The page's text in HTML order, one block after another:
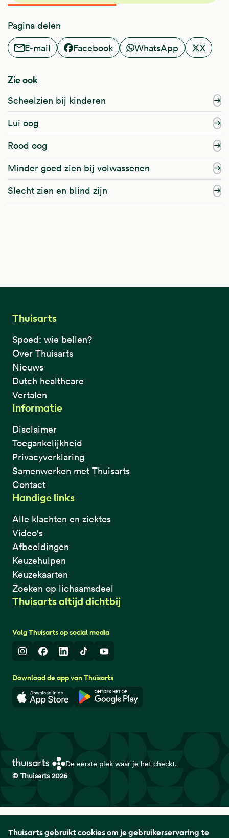
Thuisarts gebruikt cookies om je gebruikerservaring te
Pagina delen
E-mail
Facebook WhatsApp X
Zie ook
Scheelzien bij kinderen
Lui oog
Rood oog
Minder goed zien bij volwassenen
Slecht zien en blind zijn
Thuisarts
Spoed: wie bellen?
Over Thuisarts
Nieuws
Dutch healthcare
Vertalen
Informatie
Disclaimer
Toegankelijkheid
Privacyverklaring
Samenwerken met Thuisarts
Contact
Handige links
Alle klachten en ziektes
Video's
Afbeeldingen
Keuzehulpen
Keuzekaarten
Zoeken op lichaamsdeel
Thuisarts altijd dichtbij
Volg Thuisarts op social media
InstagramFacebook
LinkedInTikTokYoutube
Download de app van Thuisarts
Download in de App StoreDownload in de Google Play
De eerste plek waar je het checkt.
© Thuisarts 2026
Huisartsen Genootschap met de Federatie Medisch